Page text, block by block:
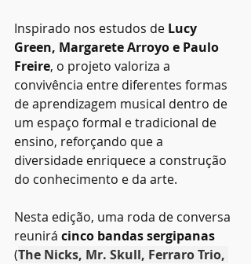
Inspirado nos estudos de Lucy
Green, Margarete Arroyo e Paulo
Freire, o projeto valoriza a
convivência entre diferentes formas
de aprendizagem musical dentro de
um espaço formal e tradicional de
ensino, reforçando que a
diversidade enriquece a construção
do conhecimento e da arte.
Nesta edição, uma roda de conversa
reunirá cinco bandas sergipanas
(The Nicks, Mr. Skull, Ferraro Trio,